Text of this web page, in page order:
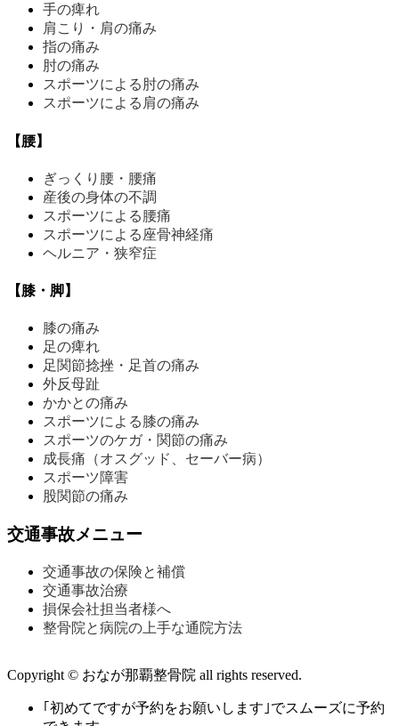
手の痺れ
肩こり・肩の痛み
指の痛み
肘の痛み
スポーツによる肘の痛み
スポーツによる肩の痛み
【腰】
ぎっくり腰・腰痛
産後の身体の不調
スポーツによる腰痛
スポーツによる座骨神経痛
ヘルニア・狭窄症
【膝・脚】
膝の痛み
足の痺れ
足関節捻挫・足首の痛み
外反母趾
かかとの痛み
スポーツによる膝の痛み
スポーツのケガ・関節の痛み
成長痛（オスグッド、セーバー病）
スポーツ障害
股関節の痛み
交通事故メニュー
交通事故の保険と補償
交通事故治療
損保会社担当者様へ
整骨院と病院の上手な通院方法
Copyright © おなが那覇整骨院 all rights reserved.
｢初めてですが予約をお願いします｣でスムーズに予約